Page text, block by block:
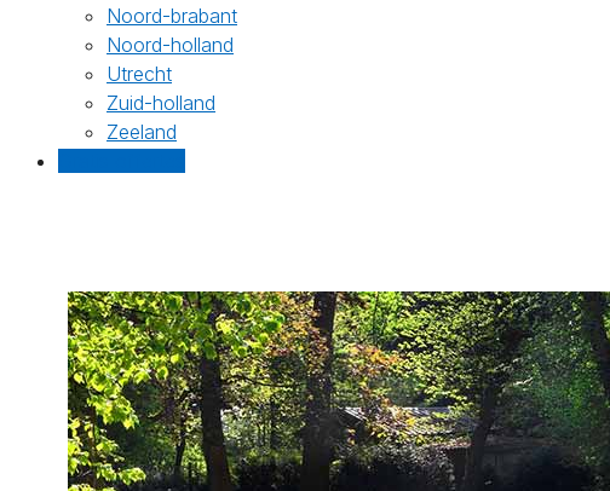
Noord-brabant
Noord-holland
Utrecht
Zuid-holland
Zeeland